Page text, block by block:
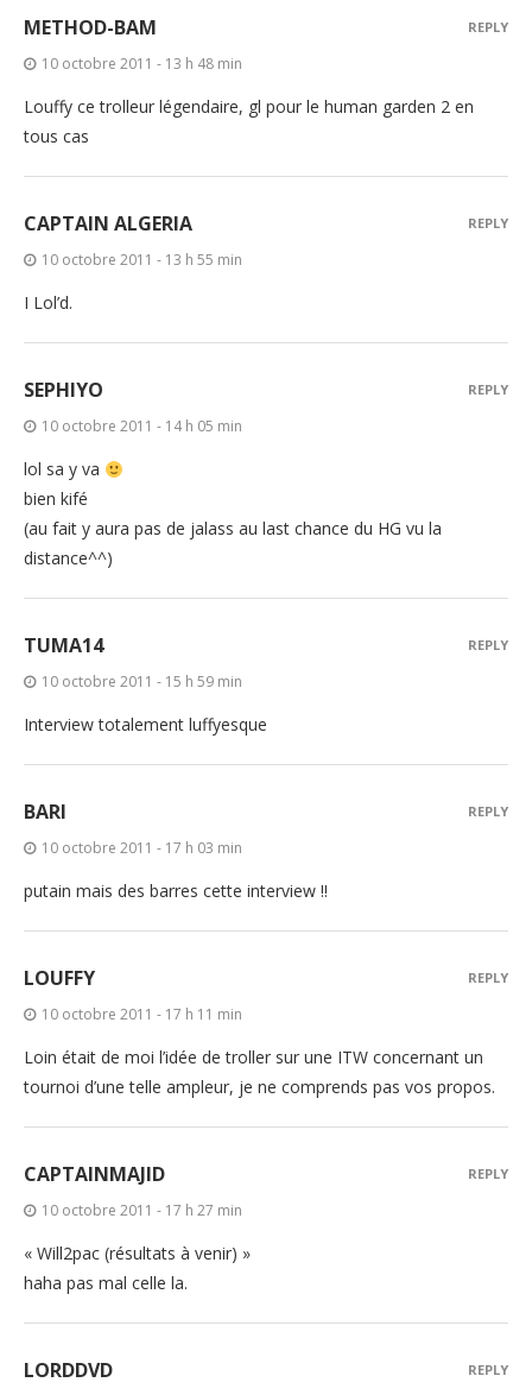
METHOD-BAM
10 octobre 2011 - 13 h 48 min
Louffy ce trolleur légendaire, gl pour le human garden 2 en
tous cas
REPLY
CAPTAIN ALGERIA
10 octobre 2011 - 13 h 55 min
I Lol’d.
REPLY
SEPHIYO
10 octobre 2011 - 14 h 05 min
lol sa y va
bien kifé
(au fait y aura pas de jalass au last chance du HG vu la
distance^^)
REPLY
TUMA14
10 octobre 2011 - 15 h 59 min
Interview totalement luffyesque
REPLY
BARI
10 octobre 2011 - 17 h 03 min
putain mais des barres cette interview !!
REPLY
LOUFFY
10 octobre 2011 - 17 h 11 min
Loin était de moi l’idée de troller sur une ITW concernant un
tournoi d’une telle ampleur, je ne comprends pas vos propos.
REPLY
CAPTAINMAJID
10 octobre 2011 - 17 h 27 min
« Will2pac (résultats à venir) »
haha pas mal celle la.
REPLY
LORDDVD REPLY